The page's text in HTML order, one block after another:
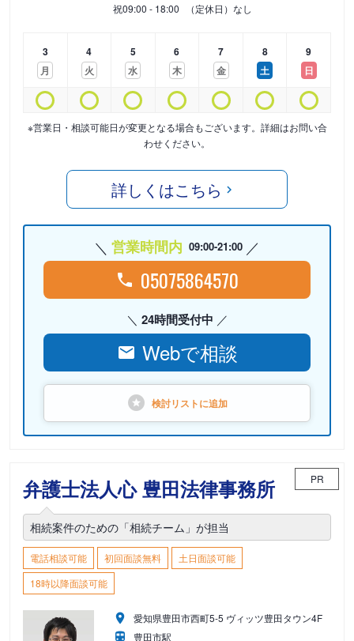
祝09:00 - 18:00 （定休日）なし
3
月
4
火
5
水
6
木
7
金
8
土
9
日
※営業日・相談可能日が変更となる場合もございます。詳細はお問い合
わせください。
詳しくはこちら
営業時間内 09:00-21:00
05075864570
24時間受付中
Webで相談
検討リストに追加
弁護士法人心 豊田法律事務所 PR
相続案件のための「相続チーム」が担当
電話相談可能 初回面談無料
土日面談可能
18時以降面談可能
愛知県豊田市西町5-5 ヴィッツ豊田タウン4F
豊田市駅